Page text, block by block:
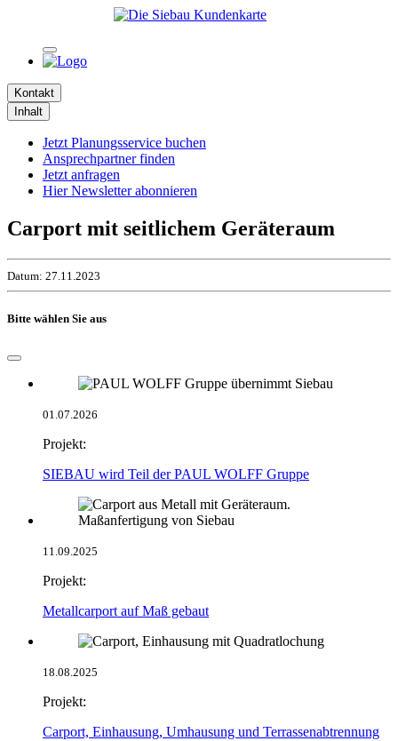
Kontakt
Inhalt
Jetzt Planungsservice buchen
Ansprechpartner finden
Jetzt anfragen
Hier Newsletter abonnieren
Carport mit seitlichem Geräteraum
Datum: 27.11.2023
Bitte wählen Sie aus
01.07.2026
Projekt:
SIEBAU wird Teil der PAUL WOLFF Gruppe
11.09.2025
Projekt:
Metallcarport auf Maß gebaut
18.08.2025
Projekt:
Carport, Einhausung, Umhausung und Terrassenabtrennung